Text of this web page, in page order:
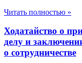
Читать полностью »
Ходатайство о
делу и
о сотрудничестве